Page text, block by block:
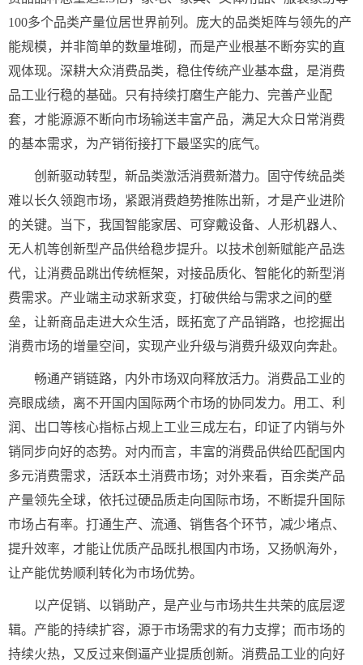
100多个品类产量位居世界前列。庞大的品类矩阵与领先的产
能规模，并非简单的数量堆砌，而是产业根基不断夯实的直
观体现。深耕大众消费品类，稳住传统产业基本盘，是消费
品工业行稳的基础。只有持续打磨生产能力、完善产业配
套，才能源源不断向市场输送丰富产品，满足大众日常消费
的基本需求，为产销衔接打下最坚实的底气。
创新驱动转型，新品类激活消费新潜力。固守传统品类
难以长久领跑市场，紧跟消费趋势推陈出新，才是产业进阶
的关键。当下，我国智能家居、可穿戴设备、人形机器人、
无人机等创新型产品供给稳步提升。以技术创新赋能产品迭
代，让消费品跳出传统框架，对接品质化、智能化的新型消
费需求。产业端主动求新求变，打破供给与需求之间的壁
垒，让新商品走进大众生活，既拓宽了产品销路，也挖掘出
消费市场的增量空间，实现产业升级与消费升级双向奔赴。
畅通产销链路，内外市场双向释放活力。消费品工业的
亮眼成绩，离不开国内国际两个市场的协同发力。用工、利
润、出口等核心指标占规上工业三成左右，印证了内销与外
销同步向好的态势。对内而言，丰富的消费品供给匹配国内
多元消费需求，活跃本土消费市场；对外来看，百余类产品
产量领先全球，依托过硬品质走向国际市场，不断提升国际
市场占有率。打通生产、流通、销售各个环节，减少堵点、
提升效率，才能让优质产品既扎根国内市场，又扬帆海外，
让产能优势顺利转化为市场优势。
以产促销、以销助产，是产业与市场共生共荣的底层逻
辑。产能的持续扩容，源于市场需求的有力支撑；而市场的
持续火热，又反过来倒逼产业提质创新。消费品工业的向好